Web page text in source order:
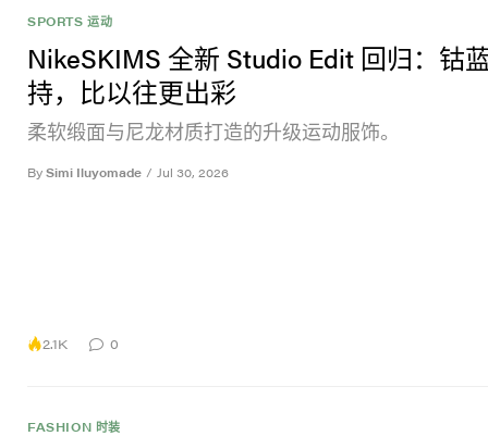
SPORTS 运动
NikeSKIMS 全新 Studio Edit 回归：钴
持，比以往更出彩
柔软缎面与尼龙材质打造的升级运动服饰。
By Simi Iluyomade / Jul 30, 2026
2.1K 0
FASHION 时装